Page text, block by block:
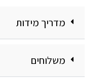
מדריך מידות
משלוחים